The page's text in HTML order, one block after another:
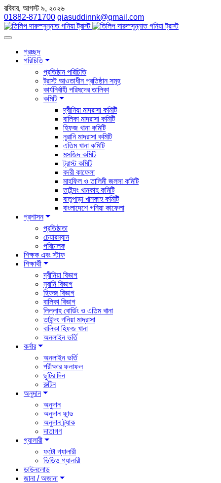
রবিবার, আগস্ট ৯, ২০২৬
01882-871700 giasuddinnk@gmail.com
প্রচ্ছদ
পরিচিতি
প্রতিষ্ঠান পরিচিতি
ট্রাস্ট আওতাধীন প্রতিষ্ঠান সমূহ
কার্যনির্বাহী পরিষদের তালিকা
কমিটি
দ্বীনিয়া মাদরাসা কমিটি
বালিকা মাদরাসা কমিটি
হিফজ খানা কমিটি
নূরানি মাদরাসা কমিটি
এতিম খানা কমিটি
মসজিদ কমিটি
ট্রাস্ট কমিটি
বদরী কাফেলা
মাহফিল ও তালিমী জলসা কমিটি
তাইন্দং খানকাহ কমিটি
বাতুপাড়া খানকাহ কমিটি
বাংলাদেশে গনিয়া কাফেলা
প্রশাসন
প্রতিষ্ঠাতা
চেয়ারম্যান
পরিচালক
শিক্ষক এবং স্টাফ
শিক্ষার্থী
দ্বীনিয়া বিভাগ
নুরানি বিভাগ
হিফজ বিভাগ
বালিকা বিভাগ
লিল্লাহ বোর্ডিং ও এতিম খানা
তাইন্দং গনিয়া মাদ্রাসা
বালিকা হিফজ খানা
অনলাইন ভর্তি
কর্নার
অনলাইন ভর্তি
পরীক্ষার ফলাফল
ছুটির দিন
রুটিন
অনুদান
অনুদান
অনুদান ফান্ড
অনুদান ট্র্যাক
দাতাগণ
গ্যালারী
ফটো গ্যালারী
ভিডিও গ্যালারী
ডাউনলোড
জানা / অজানা